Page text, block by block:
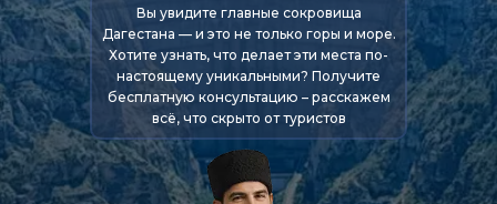
Вы увидите главные сокровища
Дагестана — и это не только горы и море.
Хотите узнать, что делает эти места по-
настоящему уникальными? Получите
бесплатную консультацию – расскажем
всё, что скрыто от туристов